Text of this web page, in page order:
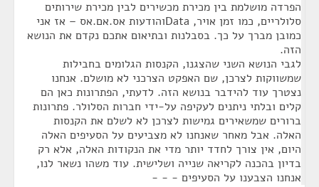
הפרדה מושלמת בין מכירת מכשירים לבין מכירת שירותים
סלולריים, כמו זמן אויר, Dataוהודעות אס.אם.אס – אז אני
כמובן מברך על כך. בסבלנות ובתיאום אתכם נקדם את הנושא
הזה.
לגבי הנושא השני שהצגנו, הקנסות הגלומים בחבילות
שמשווקות לצרכן, שם האפקט הצרכני לא מושלם. אנחנו
נצטרך עוד להידבר בנושא הזה. לדעתי, הפתרונות כאן הם
קלים ובלתי ניתנים לעקיפה על-ידי חברות הסלולר. פתרונות
ברורים שמשאירים גמישות לצרכן לא לשלם את הקנסות
האלה. אבל מאחר שאנחנו לא מצביעים על הסעיפים האלה
היום, אין צורך לחדד יותר מדי את הנקודות האלה, אלא רק
בדיון בהכנה לקריאה שנייה ושלישית. עוד משהו נשאר לנו,
אנחנו הצבענו על הסעיפים - - -